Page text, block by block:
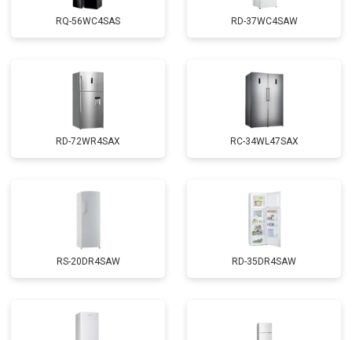
RQ-56WC4SAS RD-37WC4SAW
RD-72WR4SAX RС-34WL47SAX
RS-20DR4SAW RD-35DR4SAW